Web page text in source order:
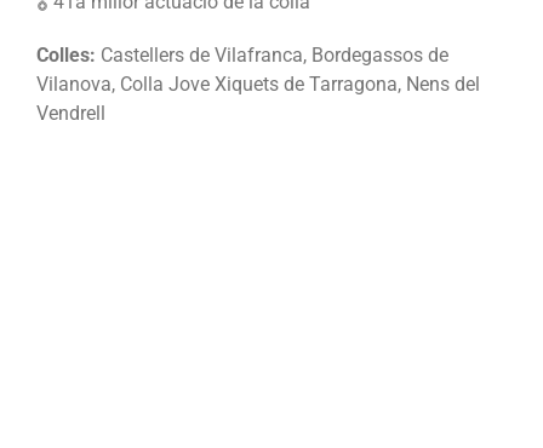
Colles: Castellers de Vilafranca, Bordegassos de
Vilanova, Colla Jove Xiquets de Tarragona, Nens del
Vendrell